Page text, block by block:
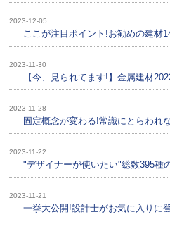
2023-12-05
ここが注目ポイント!お勧めの建材
2023-11-30
【今、見られてます!】金属建材
2023-11-28
固定概念が変わる!常識にとらわれ
2023-11-22
"デザイナーが使いたい"総数395種
2023-11-21
一挙大公開!設計士がお気に入りに